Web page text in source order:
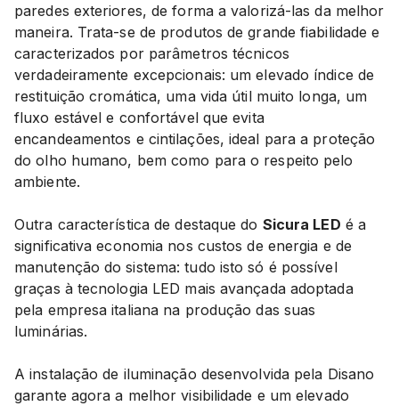
paredes exteriores, de forma a valorizá-las da melhor
maneira. Trata-se de produtos de grande fiabilidade e
caracterizados por parâmetros técnicos
verdadeiramente excepcionais: um elevado índice de
restituição cromática, uma vida útil muito longa, um
fluxo estável e confortável que evita
encandeamentos e cintilações, ideal para a proteção
do olho humano, bem como para o respeito pelo
ambiente.
Outra característica de destaque do Sicura LED é a
significativa economia nos custos de energia e de
manutenção do sistema: tudo isto só é possível
graças à tecnologia LED mais avançada adoptada
pela empresa italiana na produção das suas
luminárias.
A instalação de iluminação desenvolvida pela Disano
garante agora a melhor visibilidade e um elevado